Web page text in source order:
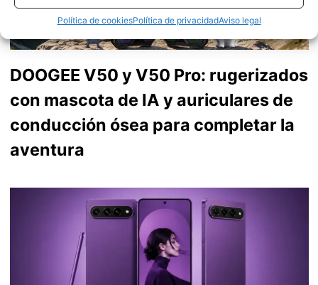
Política de cookiesPolítica de privacidadAviso legal
DOOGEE V50 y V50 Pro: rugerizados
con mascota de IA y auriculares de
conducción ósea para completar la
aventura